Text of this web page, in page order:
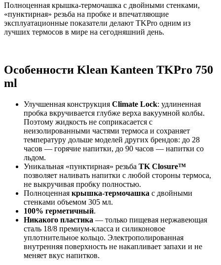
Полноценная крышка-термочашка с двойными стенками,
«пунктирная» резьба на пробке и впечатляющие
эксплуатационные показатели делают TKPro одним из
лучших термосов в мире на сегодняшний день.
Особенности Klean Kanteen TKPro 750
ml
Улучшенная конструкция Climate Lock: удлиненная
пробка вкручивается глубже верха вакуумной колбы.
Поэтому жидкость не соприкасается с
неизолированными частями термоса и сохраняет
температуру дольше моделей других брендов: до 28
часов — горячие напитки, до 90 часов — напитки со
льдом.
Уникальная «пунктирная» резьба TK Closure™
позволяет наливать напитки с любой стороны термоса,
не выкручивая пробку полностью.
Полноценная крышка-термочашка с двойными
стенками объемом 305 мл.
100% герметичный.
Никакого пластика — только пищевая нержавеющая
сталь 18/8 премиум-класса и силиконовое
уплотнительное кольцо. Электрополированная
внутренняя поверхность не накапливает запахи и не
меняет вкус напитков.